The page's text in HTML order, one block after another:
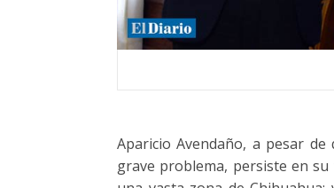
Aparicio Avendaño, a pesar
grave problema, persiste en